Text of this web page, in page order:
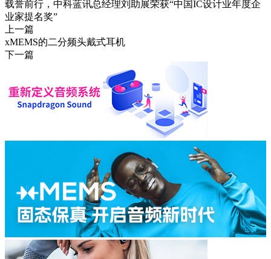
载誉前行，中科蓝讯总经理刘助展荣获“中国IC设计业年度企
业家提名奖”
上一篇
xMEMS的二分频头戴式耳机
下一篇